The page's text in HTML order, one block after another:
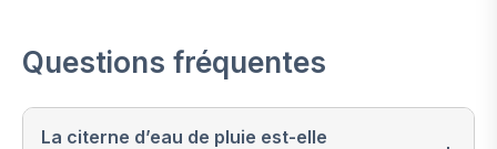
Questions fréquentes
La citerne d’eau de pluie est-elle